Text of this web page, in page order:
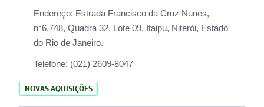
Endereço: Estrada Francisco da Cruz Nunes,
n°6.748, Quadra 32, Lote 09, Itaipu, Niterói, Estado
do Rio de Janeiro.
Telefone: (021) 2609-8047
NOVAS AQUISIÇÕES